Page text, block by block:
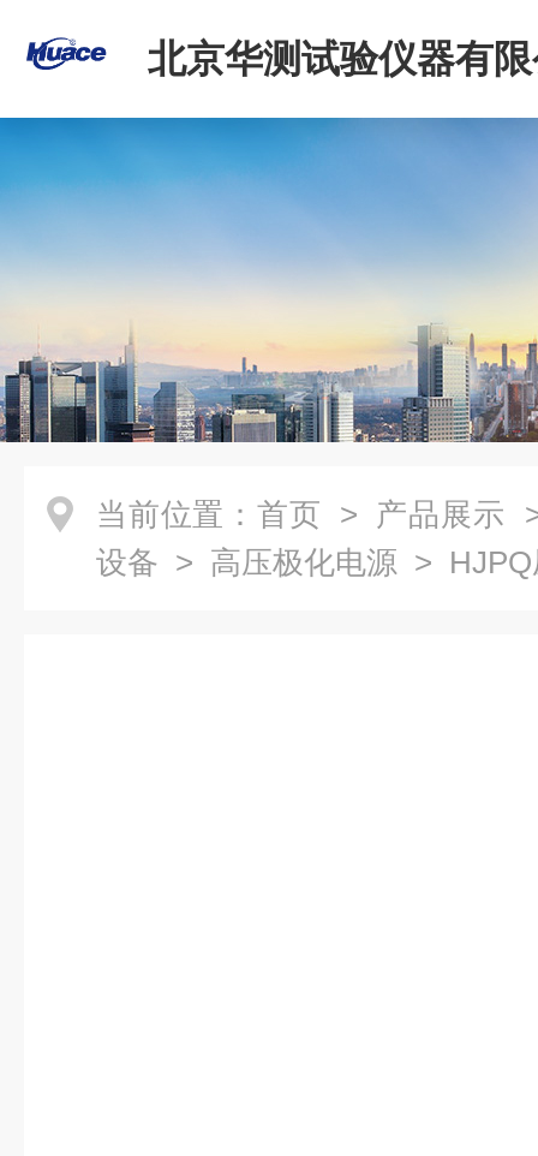
北京华测试验仪器有
当前位置： 首页 > 产品展示
设备 > 高压极化电源 > HJPQ